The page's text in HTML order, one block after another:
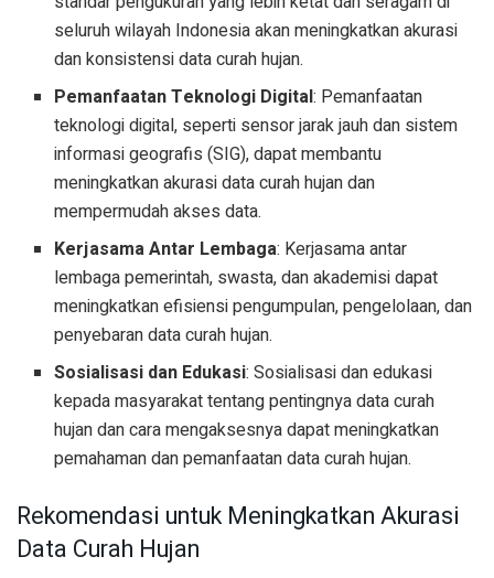
seluruh wilayah Indonesia akan meningkatkan akurasi
dan konsistensi data curah hujan.
Pemanfaatan Teknologi Digital: Pemanfaatan
teknologi digital, seperti sensor jarak jauh dan sistem
informasi geografis (SIG), dapat membantu
meningkatkan akurasi data curah hujan dan
mempermudah akses data.
Kerjasama Antar Lembaga: Kerjasama antar
lembaga pemerintah, swasta, dan akademisi dapat
meningkatkan efisiensi pengumpulan, pengelolaan, dan
penyebaran data curah hujan.
Sosialisasi dan Edukasi: Sosialisasi dan edukasi
kepada masyarakat tentang pentingnya data curah
hujan dan cara mengaksesnya dapat meningkatkan
pemahaman dan pemanfaatan data curah hujan.
Rekomendasi untuk Meningkatkan Akurasi
Data Curah Hujan